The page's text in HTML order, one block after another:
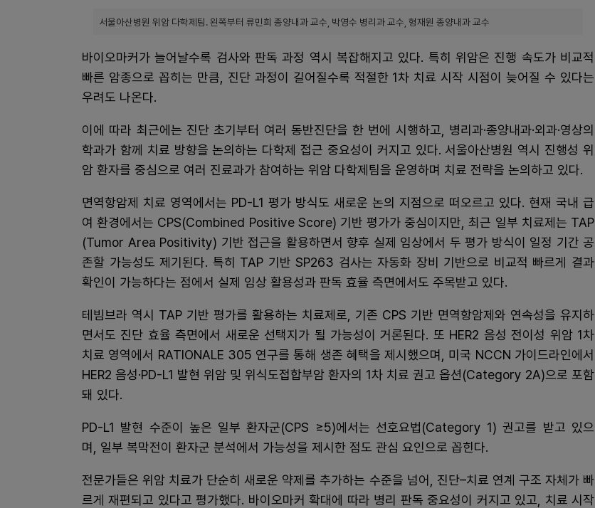
서울아산병원 위암 다학제팀. 왼쪽부터 류민희 종양내과 교수, 박영수 병리과 교수, 형재원 종양내과 교수
바이오마커가 늘어날수록 검사와 판독 과정 역시 복잡해지고 있다. 특히 위암은 진행 속도가 비교적
빠른 암종으로 꼽히는 만큼, 진단 과정이 길어질수록 적절한 1차 치료 시작 시점이 늦어질 수 있다는
우려도 나온다.
이에 따라 최근에는 진단 초기부터 여러 동반진단을 한 번에 시행하고, 병리과·종양내과·외과·영상의
학과가 함께 치료 방향을 논의하는 다학제 접근 중요성이 커지고 있다. 서울아산병원 역시 진행성 위
암 환자를 중심으로 여러 진료과가 참여하는 위암 다학제팀을 운영하며 치료 전략을 논의하고 있다.
면역항암제 치료 영역에서는 PD-L1 평가 방식도 새로운 논의 지점으로 떠오르고 있다. 현재 국내 급
여 환경에서는 CPS(Combined Positive Score) 기반 평가가 중심이지만, 최근 일부 치료제는 TAP
(Tumor Area Positivity) 기반 접근을 활용하면서 향후 실제 임상에서 두 평가 방식이 일정 기간 공
존할 가능성도 제기된다. 특히 TAP 기반 SP263 검사는 자동화 장비 기반으로 비교적 빠르게 결과
확인이 가능하다는 점에서 실제 임상 활용성과 판독 효율 측면에서도 주목받고 있다.
테빔브라 역시 TAP 기반 평가를 활용하는 치료제로, 기존 CPS 기반 면역항암제와 연속성을 유지하
면서도 진단 효율 측면에서 새로운 선택지가 될 가능성이 거론된다. 또 HER2 음성 전이성 위암 1차
치료 영역에서 RATIONALE 305 연구를 통해 생존 혜택을 제시했으며, 미국 NCCN 가이드라인에서
HER2 음성·PD-L1 발현 위암 및 위식도접합부암 환자의 1차 치료 권고 옵션(Category 2A)으로 포함
돼 있다.
PD-L1 발현 수준이 높은 일부 환자군(CPS ≥5)에서는 선호요법(Category 1) 권고를 받고 있으
며, 일부 복막전이 환자군 분석에서 가능성을 제시한 점도 관심 요인으로 꼽힌다.
전문가들은 위암 치료가 단순히 새로운 약제를 추가하는 수준을 넘어, 진단–치료 연계 구조 자체가 빠
르게 재편되고 있다고 평가했다. 바이오마커 확대에 따라 병리 판독 중요성이 커지고 있고, 치료 시작